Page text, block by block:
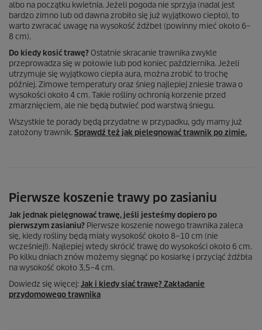
albo na początku kwietnia. Jeżeli pogoda nie sprzyja (nadal jest
bardzo zimno lub od dawna zrobiło się już wyjątkowo ciepło), to
warto zwracać uwagę na wysokość źdźbeł (powinny mieć około 6–
8 cm).
Do kiedy kosić trawę? Ostatnie skracanie trawnika zwykle
przeprowadza się w połowie lub pod koniec października. Jeżeli
utrzymuje się wyjątkowo ciepła aura, można zrobić to trochę
później. Zimowe temperatury oraz śnieg najlepiej zniesie trawa o
wysokości około 4 cm. Takie rośliny ochronią korzenie przed
zmarznięciem, ale nie będą butwieć pod warstwą śniegu.
Wszystkie te porady będą przydatne w przypadku, gdy mamy już
założony trawnik.Sprawdź też jak pielegnować trawnik po zimie.
Pierwsze koszenie trawy po zasianiu
Jak jednak pielęgnować trawę, jeśli jesteśmy dopiero po
pierwszym zasianiu? Pierwsze koszenie nowego trawnika zaleca
się, kiedy rośliny będą miały wysokość około 8–10 cm (nie
wcześniej!). Najlepiej wtedy skrócić trawę do wysokości około 6 cm.
Po kilku dniach znów możemy sięgnąć po kosiarkę i przyciąć źdźbła
na wysokość około 3,5–4 cm.
Dowiedz się więcej:Jak i kiedy siać trawę? Zakładanie
przydomowego trawnika